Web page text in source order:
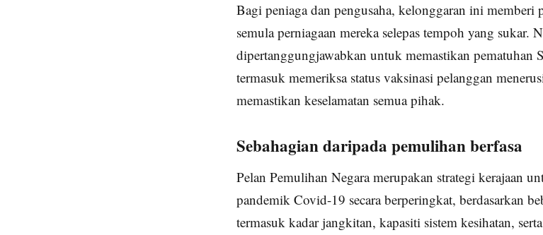
Bagi peniaga dan pengusaha, kelonggaran ini
semula perniagaan mereka selepas tempoh yang sukar.
dipertanggungjawabkan untuk memastikan pematuhan
termasuk memeriksa status vaksinasi pelanggan
memastikan keselamatan semua pihak.
Sebahagian daripada pemulihan berfasa
Pelan Pemulihan Negara merupakan strategi kerajaan
pandemik Covid-19 secara berperingkat, berdasarkan
termasuk kadar jangkitan, kapasiti sistem kesihatan,